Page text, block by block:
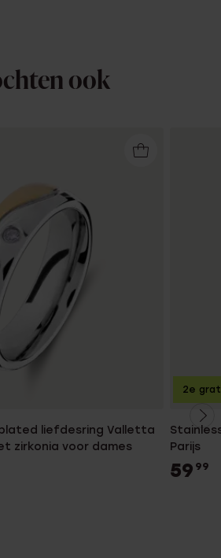
ook
liefdesring Valletta
zirkonia voor dames
Parijs
59 99
2e